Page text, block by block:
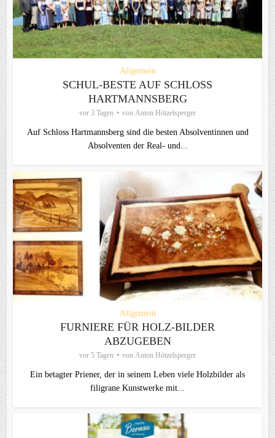
Allgemein
SCHUL-BESTE AUF SCHLOSS
HARTMANNSBERG
vor 3 Tagen von Anton Hötzelsperger
Auf Schloss Hartmannsberg sind die besten Absolventinnen und
Absolventen der Real- und...
Allgemein
FURNIERE FÜR HOLZ-BILDER
ABZUGEBEN
vor 5 Tagen von Anton Hötzelsperger
Ein betagter Priener, der in seinem Leben viele Holzbilder als
filigrane Kunstwerke mit...